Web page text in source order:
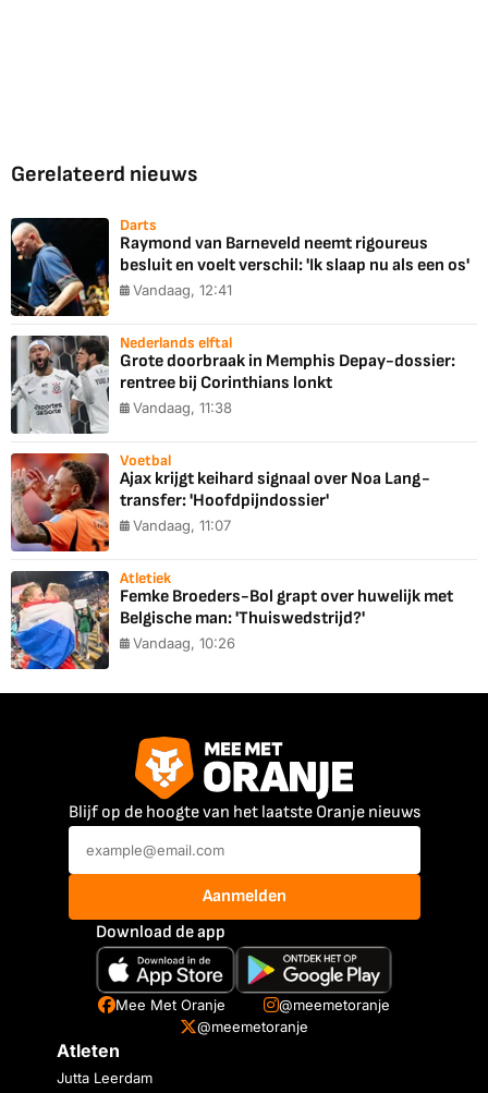
Gerelateerd nieuws
Darts
Raymond van Barneveld neemt rigoureus
besluit en voelt verschil: 'Ik slaap nu als een os'
Vandaag, 12:41
Nederlands elftal
Grote doorbraak in Memphis Depay-dossier:
rentree bij Corinthians lonkt
Vandaag, 11:38
Voetbal
Ajax krijgt keihard signaal over Noa Lang-
transfer: 'Hoofdpijndossier'
Vandaag, 11:07
Atletiek
Femke Broeders-Bol grapt over huwelijk met
Belgische man: 'Thuiswedstrijd?'
Vandaag, 10:26
Blijf op de hoogte van het laatste Oranje nieuws
Aanmelden
Download de app
Mee Met Oranje
@meemetoranje
@meemetoranje
Atleten
Jutta Leerdam